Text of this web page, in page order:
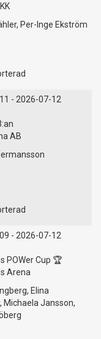
Per-Inge Ekström
- 2026-07-12
AB
- 2026-07-12
POWer Cup 🏆
Arena
Elina
Michaela Jansson,